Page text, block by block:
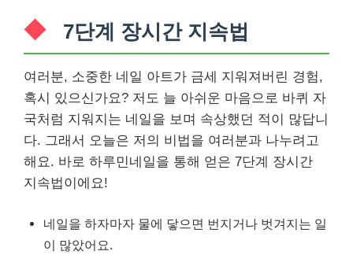
7단계 장시간 지속법
여러분, 소중한 네일 아트가 금세 지워져버린 경험,
혹시 있으신가요? 저도 늘 아쉬운 마음으로 바퀴 자
국처럼 지워지는 네일을 보며 속상했던 적이 많답니
다. 그래서 오늘은 저의 비법을 여러분과 나누려고
해요. 바로 하루민네일을 통해 얻은 7단계 장시간
지속법이에요!
네일을 하자마자 물에 닿으면 번지거나 벗겨지는 일
이 많았어요.